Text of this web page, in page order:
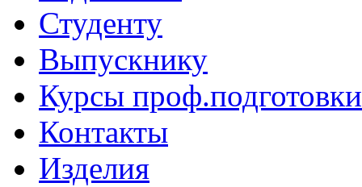
Студенту
Выпускнику
Курсы проф.подготовки
Контакты
Изделия